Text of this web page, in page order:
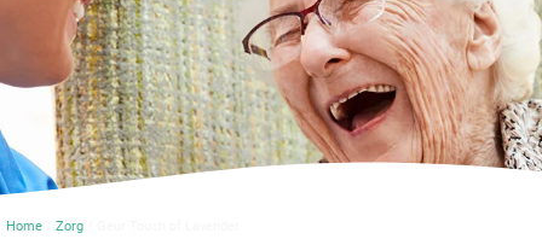
Home Zorg